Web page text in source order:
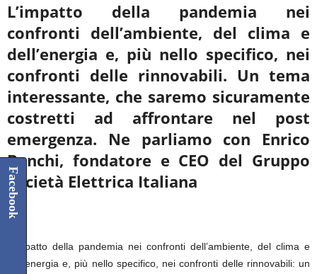
L’impatto della pandemia nei
confronti dell’ambiente, del clima e
dell’energia e, più nello specifico, nei
confronti delle rinnovabili. Un tema
interessante, che saremo sicuramente
costretti ad affrontare nel post
emergenza. Ne parliamo con Enrico
Banchi, fondatore e CEO del Gruppo
Società Elettrica Italiana
****
L’impatto della pandemia nei confronti dell’ambiente, del clima e
dell’energia e, più nello specifico, nei confronti delle rinnovabili: un
Facebook